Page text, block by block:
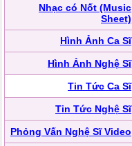
Nhạc có Nốt (Music
Sheet)
Hình Ảnh Ca Sĩ
Hình Ảnh Nghệ Sĩ
Tin Tức Ca Sĩ
Tin Tức Nghệ Sĩ
Phỏng Vấn Nghệ Sĩ Video